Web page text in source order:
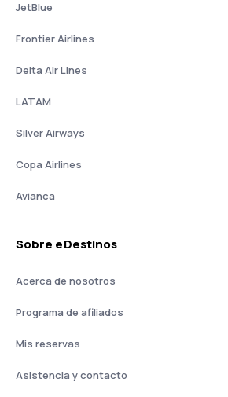
JetBlue
Frontier Airlines
Delta Air Lines
LATAM
Silver Airways
Copa Airlines
Avianca
Sobre eDestinos
Acerca de nosotros
Programa de afiliados
Mis reservas
Asistencia y contacto